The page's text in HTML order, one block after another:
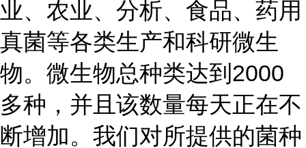
业、农业、分析、食品、药用
真菌等各类生产和科研微生
物。微生物总种类达到2000
多种，并且该数量每天正在不
断增加。我们对所提供的菌种